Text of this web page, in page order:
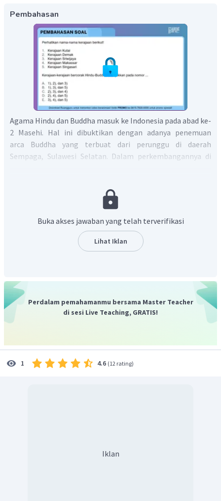
Pembahasan
Agama Hindu dan Buddha masuk ke Indonesia pada abad ke-
2 Masehi. Hal ini dibuktikan dengan adanya penemuan
arca Buddha yang terbuat dari perunggu di daerah
Sempaga, Sulawesi Selatan. Dalam perkembangannya di
Buddha yang tercatat dalam sejarah Indonesia adalah
Kerajaan Kutai
Kerajaan Tarumanegara
Kerajaan Kalingga atau Holing
Kerajaan Kediri
Kerajaan Singasari
Kerajaan Majapahit
Kerajaan Tulang Bawang
Buka akses jawaban yang telah terverifikasi
Lihat Iklan
Perdalam pemahamanmu bersama Master Teacher
di sesi Live Teaching, GRATIS!
1 4.6 (12 rating)
Iklan